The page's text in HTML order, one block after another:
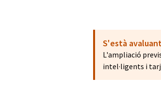
S'està
L'ampliació
intel·ligents i